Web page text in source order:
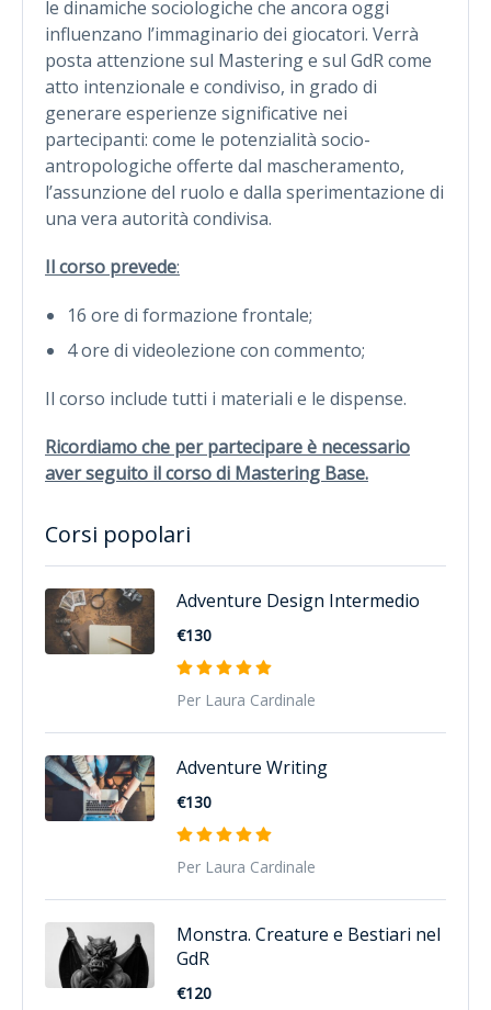
le dinamiche sociologiche che ancora oggi
influenzano l’immaginario dei giocatori. Verrà
posta attenzione sul Mastering e sul GdR come
atto intenzionale e condiviso, in grado di
generare esperienze significative nei
partecipanti: come le potenzialità socio-
antropologiche offerte dal mascheramento,
l’assunzione del ruolo e dalla sperimentazione di
una vera autorità condivisa.
Il corso prevede:
16 ore di formazione frontale;
4 ore di videolezione con commento;
Il corso include tutti i materiali e le dispense.
Ricordiamo che per partecipare è necessario
aver seguito il corso di Mastering Base.
Corsi popolari
Adventure Design Intermedio
€130
Per Laura Cardinale
Adventure Writing
€130
Per Laura Cardinale
Monstra. Creature e Bestiari nel
GdR
€120